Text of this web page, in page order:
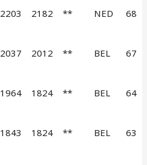
2203 2182 ** NED 68
2037 2012 ** BEL 67
1964 1824 ** BEL 64
1843 1824 ** BEL 63